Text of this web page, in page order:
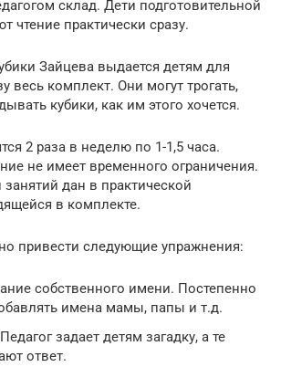
склад. Дети подготовительной
чтение практически сразу.
Зайцева выдается детям для
весь комплект. Они могут трогать,
кубики, как им этого хочется.
2 раза в неделю по 1-1,5 часа.
не имеет временного ограничения.
дан в практической
в комплекте.
привести следующие упражнения:
собственного имени. Постепенно
имена мамы, папы и т.д.
задает детям загадку, а те
ответ.